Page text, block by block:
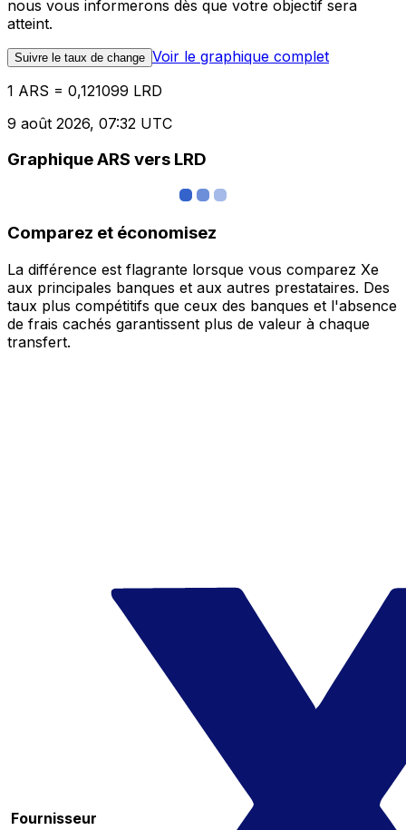
nous vous informerons dès que votre objectif sera
atteint.
Suivre le taux de change Voir le graphique complet
1 ARS = 0,121099 LRD
9 août 2026, 07:32 UTC
Graphique ARS vers LRD
Comparez et économisez
La différence est flagrante lorsque vous comparez Xe
aux principales banques et aux autres prestataires. Des
taux plus compétitifs que ceux des banques et l'absence
de frais cachés garantissent plus de valeur à chaque
transfert.
Fournisseur